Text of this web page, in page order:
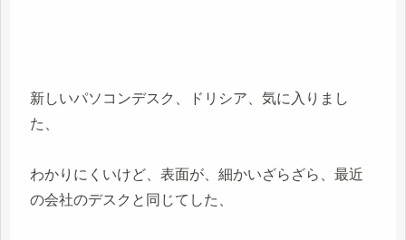
新しいパソコンデスク、ドリシア、気に入りまし
た、
わかりにくいけど、表面が、細かいざらざら、最近
の会社のデスクと同じてした、